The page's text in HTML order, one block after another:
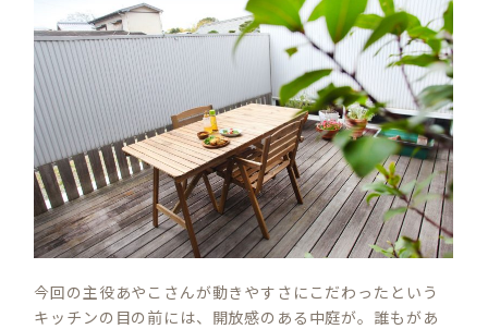
今回の主役あやこさんが動きやすさにこだわったという
キッチンの目の前には、開放感のある中庭が。誰もがあ